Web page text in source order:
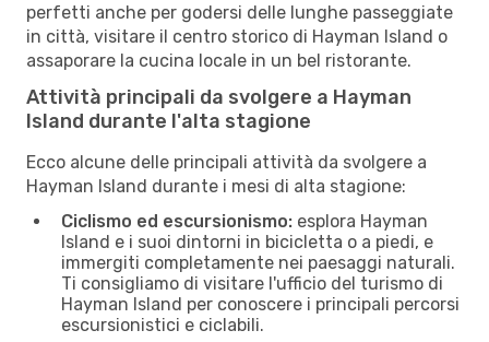
perfetti anche per godersi delle lunghe passeggiate
in città, visitare il centro storico di Hayman Island o
assaporare la cucina locale in un bel ristorante.
Attività principali da svolgere a Hayman
Island durante l'alta stagione
Ecco alcune delle principali attività da svolgere a
Hayman Island durante i mesi di alta stagione:
Ciclismo ed escursionismo: esplora Hayman
Island e i suoi dintorni in bicicletta o a piedi, e
immergiti completamente nei paesaggi naturali.
Ti consigliamo di visitare l'ufficio del turismo di
Hayman Island per conoscere i principali percorsi
escursionistici e ciclabili.